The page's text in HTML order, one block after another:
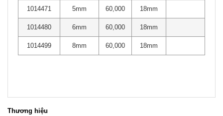
1014471 5mm 60,000 18mm
1014480 6mm 60,000 18mm
1014499 8mm 60,000 18mm
Thương hiệu